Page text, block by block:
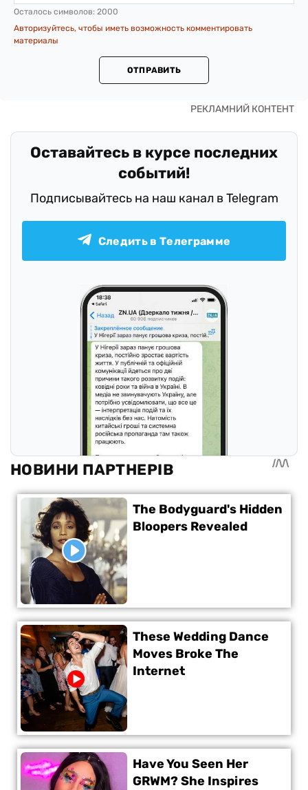
Осталось символов: 2000
Авторизуйтесь, чтобы иметь возможность комментировать
материалы
ОТПРАВИТЬ
Оставайтесь в курсе последних
событий!
Подписывайтесь на наш канал в Telegram
Следить в Телеграмме